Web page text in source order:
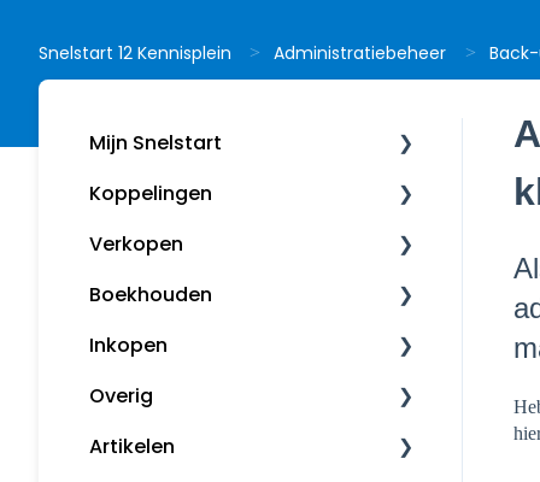
Snelstart 12 Kennisplein Administratiebeheer
Mijn Snelstart
Mijn Snelstart
Koppelingen
Overige koppelingen
Verkopen
Factureren
Herinneringen en
Boekhouden
Boekhouden
Aangifte
Voorbeeldboekingen
Inkopen
Inkoopfacturen
Leveranciers
Overig
Downloaden en installeren
Artikelen